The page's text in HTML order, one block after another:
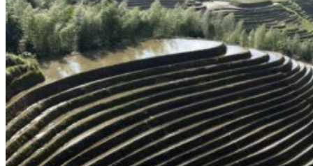
Kashgar
Turpan
Sud Est
Canton 广州
Fujian 福建
Hong Kong 香港
Hunan 湖南
Ile d’Hainan 海南
Macao 澳门
Taïwan 台湾
Shenzhen
Sud Ouest